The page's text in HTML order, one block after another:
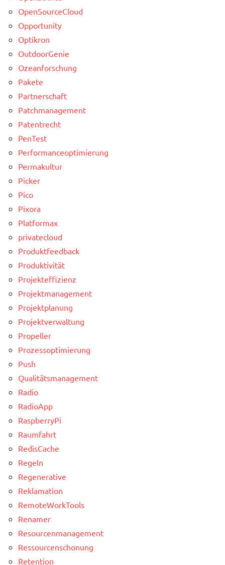
OpenSourceCloud
Opportunity
Optikron
OutdoorGenie
Ozeanforschung
Pakete
Partnerschaft
Patchmanagement
Patentrecht
PenTest
Performanceoptimierung
Permakultur
Picker
Pico
Pixora
Platformax
privatecloud
Produktfeedback
Produktivität
Projekteffizienz
Projektmanagement
Projektplanung
Projektverwaltung
Propeller
Prozessoptimierung
Push
Qualitätsmanagement
Radio
RadioApp
RaspberryPi
Raumfahrt
RedisCache
Regeln
Regenerative
Reklamation
RemoteWorkTools
Renamer
Resourcenmanagement
Ressourcenschonung
Retention